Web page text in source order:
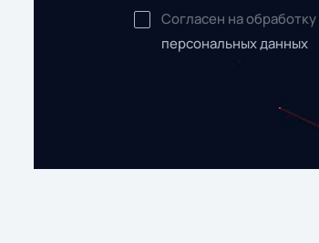
Согласен на обработку
персональных данных